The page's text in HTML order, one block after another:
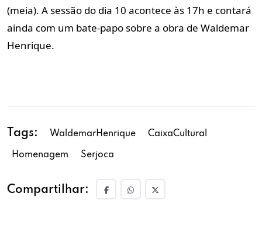
(meia). A sessão do dia 10 acontece às 17h e contará
ainda com um bate-papo sobre a obra de Waldemar
Henrique.
Tags: WaldemarHenrique CaixaCultural
Homenagem Serjoca
Compartilhar: